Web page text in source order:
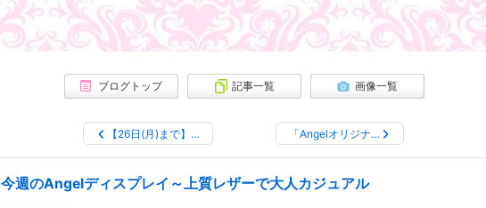
ブログトップ 記事一覧 画像一覧
【26日(月)まで】… 「Angelオリジナ…
今週のAngelディスプレイ～上質レザーで大人カジュアル